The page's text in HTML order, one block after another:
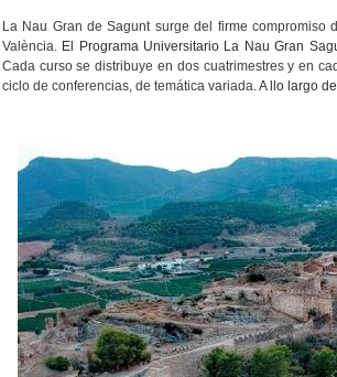
La Nau Gran de Sagunt surge del firme
València. El Programa Universitario La Nau Gran
Cada curso se distribuye en dos cuatrimestres y en
ciclo de conferencias, de temática variada. A llo largo